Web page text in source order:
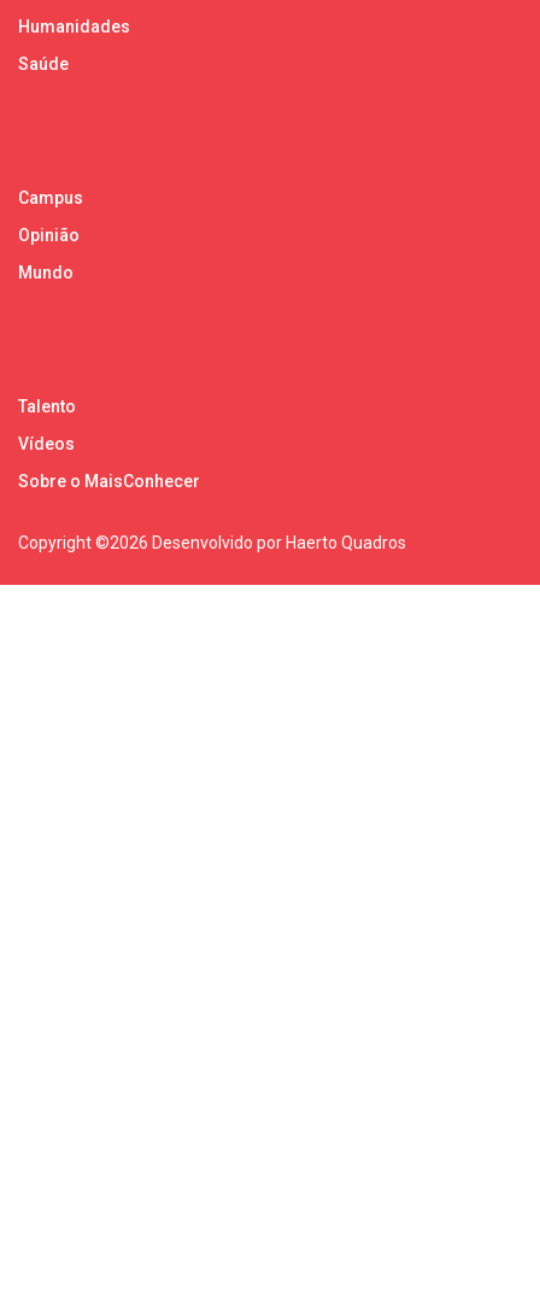
Humanidades
Saúde
Campus
Opinião
Mundo
Talento
Vídeos
Sobre o MaisConhecer
Copyright ©2026 Desenvolvido por Haerto Quadros